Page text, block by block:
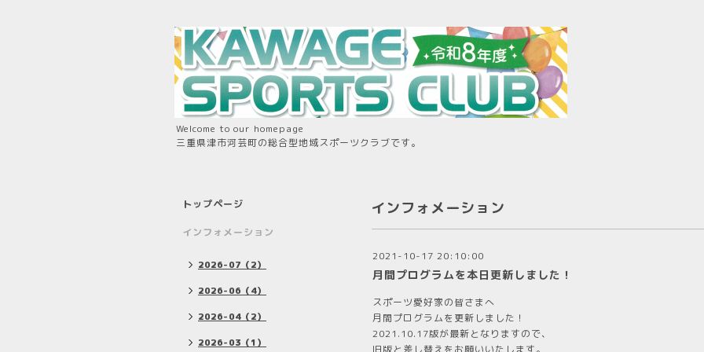
Welcome to our homepage
三重県津市河芸町の総合型地域スポーツクラブです。
インフォメーション
2021-10-17 20:10:00
月間プログラムを本日更新しました！
スポーツ愛好家の皆さまへ
月間プログラムを更新しました！
2021.10.17版が最新となりますので、
旧版と差し替えをお願いいたします。
トップページ
インフォメーション
2026-07（2）
2026-06（4）
2026-04（2）
2026-03（1）